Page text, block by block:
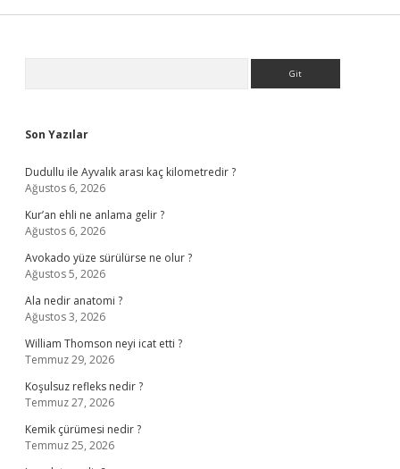
Son Yazılar
Dudullu ile Ayvalık arası kaç kilometredir ?
Ağustos 6, 2026
Kur’an ehli ne anlama gelir ?
Ağustos 6, 2026
Avokado yüze sürülürse ne olur ?
Ağustos 5, 2026
Ala nedir anatomi ?
Ağustos 3, 2026
William Thomson neyi icat etti ?
Temmuz 29, 2026
Koşulsuz refleks nedir ?
Temmuz 27, 2026
Kemik çürümesi nedir ?
Temmuz 25, 2026